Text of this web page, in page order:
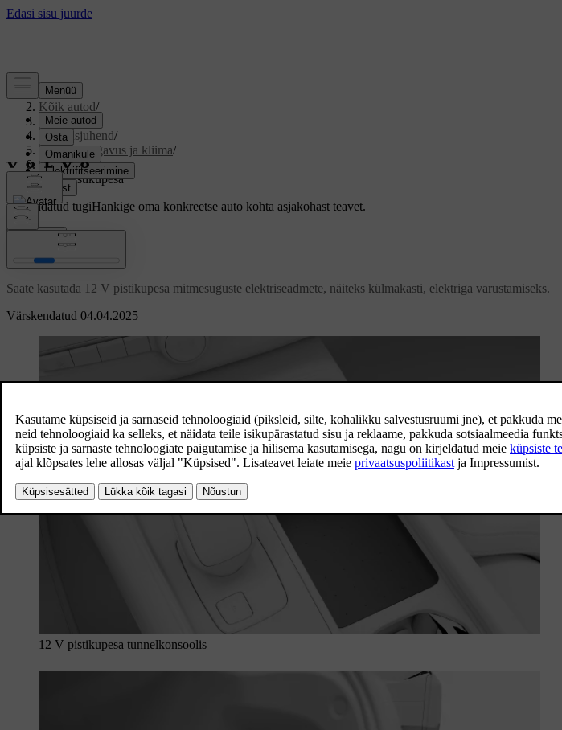
Tugi/
Kõik autod/
V60 2026/
Kasutusjuhend/
Salongi mugavus ja kliima/
Salong/
12 V pistikupesa
Kohandatud tugiHankige oma konkreetse auto kohta asjakohast teavet.
Logi sisse
Värskendatud 04.04.2025
12 V pistikupesa
Saate kasutada 12 V pistikupesa mitmesuguste elektriseadmete, näiteks külmakasti, elektriga varustamiseks.
12 V pistikupesa tunnelkonsoolis